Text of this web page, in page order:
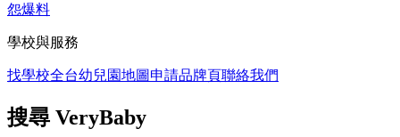
怨爆料
學校與服務
找學校全台幼兒園地圖 申請品牌頁聯絡我們
搜尋 VeryBaby